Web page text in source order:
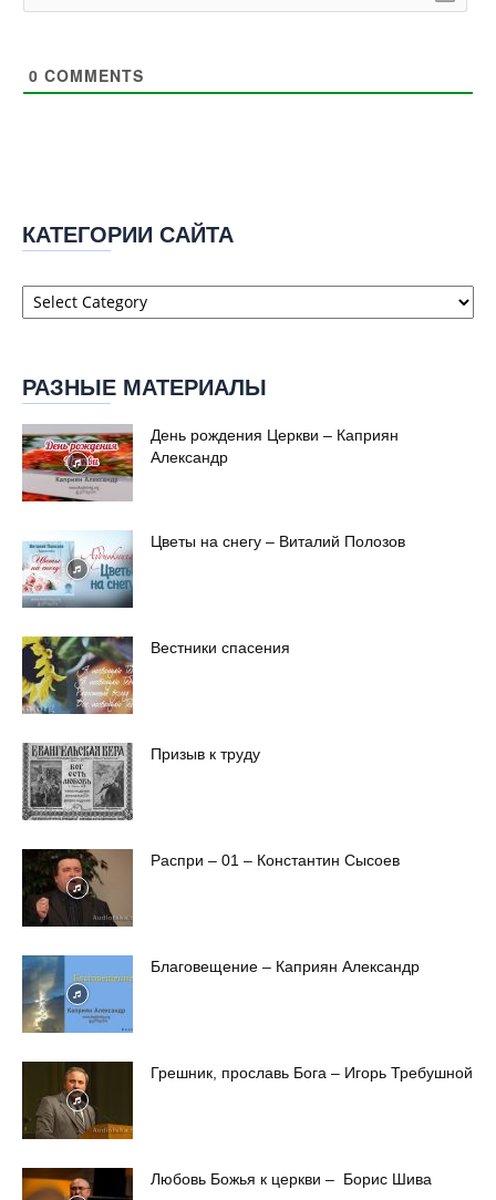
0 COMMENTS
КАТЕГОРИИ САЙТА
Категории
сайта
РАЗНЫЕ МАТЕРИАЛЫ
День рождения Церкви – Каприян
Александр
Цветы на снегу – Виталий Полозов
Вестники спасения
Призыв к труду
Распри – 01 – Константин Сысоев
Благовещение – Каприян Александр
Грешник, прославь Бога – Игорь Требушной
Любовь Божья к церкви – Борис Шива